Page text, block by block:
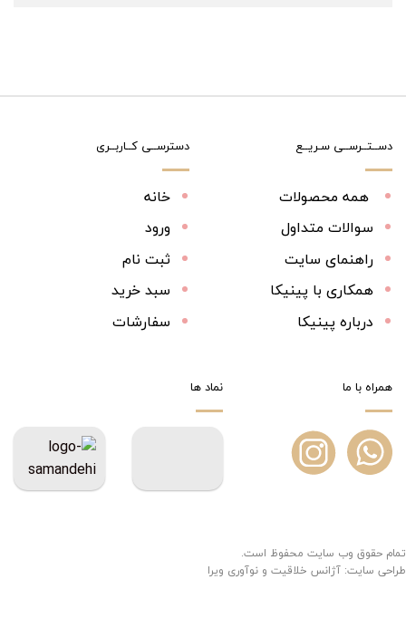
دســتــرســی سـریــع
همه محصولات
سوالات متداول
راهنمای سایت
همکاری با پینیکا
درباره پینیکا
دسترســی کــاربــری
خانه
ورود
ثبت نام
سبد خرید
سفارشات
همراه با ما نماد ها
تمام حقوق وب سایت محفوظ است.
طراحی سایت: آژانس خلاقیت و نوآوری ویرا